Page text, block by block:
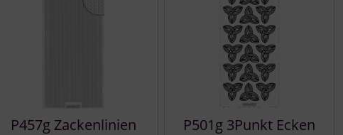
P457g Zackenlinien
P501g 3Punkt Ecken